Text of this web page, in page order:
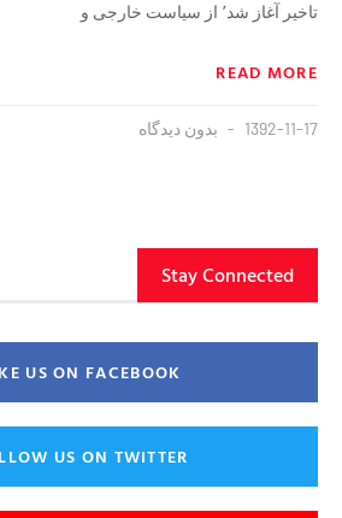
تاخیر آغاز شد٬ از سیاست‌ خارجی و
READ MORE
1392-11-17 بدون دیدگاه
Stay Connected
US ON FACEBOOK
US ON TWITTER